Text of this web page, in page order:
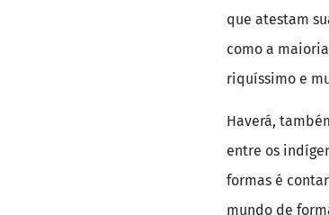
que atestam
como a
riquíssimo e
Haverá,
entre os
formas é
mundo de